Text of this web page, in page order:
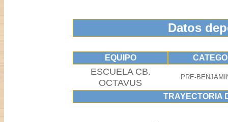
Datos
EQUIPO
ESCUELA CB.
OCTAVUS
PRE-
TRAYECTORIA